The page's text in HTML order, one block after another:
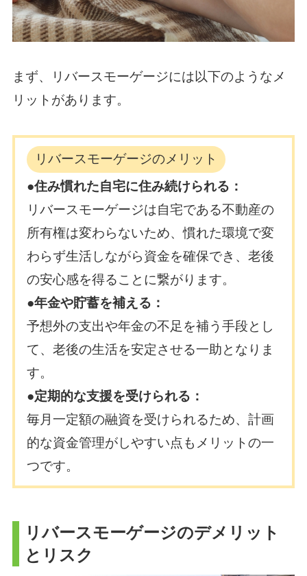
まず、リバースモーゲージには以下のようなメ
リットがあります。
リバースモーゲージのメリット
●住み慣れた自宅に住み続けられる：
リバースモーゲージは自宅である不動産の
所有権は変わらないため、慣れた環境で変
わらず生活しながら資金を確保でき、老後
の安心感を得ることに繋がります。
●年金や貯蓄を補える：
予想外の支出や年金の不足を補う手段とし
て、老後の生活を安定させる一助となりま
す。
●定期的な支援を受けられる：
毎月一定額の融資を受けられるため、計画
的な資金管理がしやすい点もメリットの一
つです。
リバースモーゲージのデメリット
とリスク